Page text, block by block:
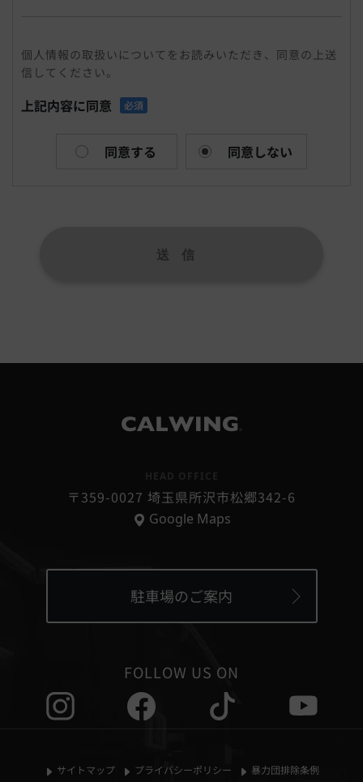
指すものとし、個人に関する情報であって、当該情報に含
まれる氏名、生年月日、住所、電話番号、メールアドレ
情報および容貌、指紋、声紋にかかるデータ、及び健康保
別できる情報（個人識別情報）を指します。
5,商品・サービス改善及び企画のための統計資料作成
個人情報の第三者提供
られる場合を除きます。
1,人の生命、身体または財産の保護のために必要がある場
者が法令の定める事務を遂行することに対して協力する必
要がある場合であって本人の同意を得ることにより当該事
3,国の機関若しくは地方公共団体またはその委託を受けた
要がある際、ご本人さまの同意を得ることにより当該事務
の遂行に支障をおよぼすおそれがある場合
4,公衆衛生の向上または児童の健全な育成の推進のために
特に必要がある場合であって、本人の同意を得ることが困
6,法令の適用をうける場合
個人情報の取扱いについてをお読みいただき、同意の上送
信してください。
上記内容に同意 必須
同意する 同意しない
〒359-0027 埼玉県所沢市松郷342-6
Google Maps
駐車場のご案内
FOLLOW US ON
サイトマップ プライバシーポリシー 暴力団排除条例